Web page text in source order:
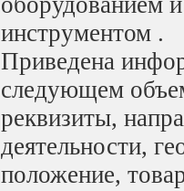
инструментом .
Приведена
следующем
реквизиты,
деятельности,
положение,